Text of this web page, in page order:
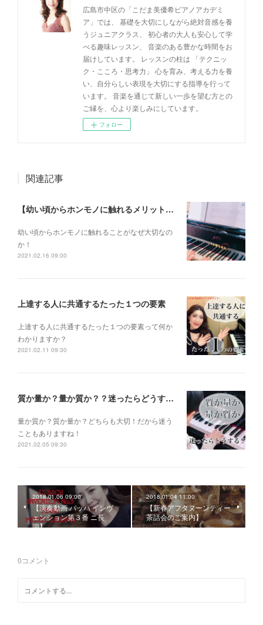
広島市中区の「こだま美優希ピアノアカデミ
ア」では、 基礎を大切にしながら絶対音感を養
うジュニアクラス、 初心者の大人も安心して学
べる趣味レッスン、 音楽のある豊かな時間をお
届けしています。 レッスンの柱は 「テクニッ
ク・こころ・思考力」 心を育み、考える力を養
い、自分らしい表現を大切にする指導を行って
います。 音楽を通じて新しい一歩を望む方との
ご縁を、心より楽しみにしています。
フォロー
関連記事
【幼い頃からホンモノに触れるメリットとは？】
幼い頃からホンモノに 触れることがなぜ大切なの
か！
2021.02.16 09:00
上達する人に共通するたった１つの要素
上達する人に共通するたった１つの要素って何か
わかりますか？
2021.02.11 09:30
質か量か？量か質か？？迷ったらどうする？？？
量か質か？ 質か量か？ どちらも大切！だから迷う
こともありますね！
2021.02.05 09:30
2018.01.06 09:00
【演奏動画 バッハ インヴ
ェンション第３番 ニ長
調】
2018.01.04 11:00
【新春アフタヌーンティー
茶話会のご案内】
0コメント